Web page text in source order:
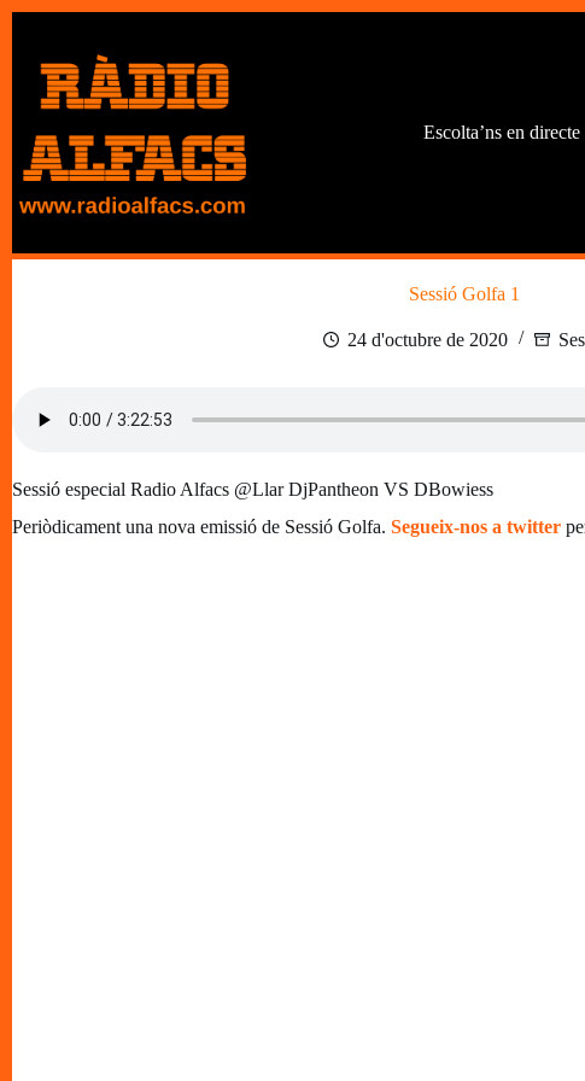
contingut
Escolta’ns en directe
Sessió Golfa 1
24 d'octubre de 2020
Sessió especial Radio Alfacs @Llar DjPantheon VS DBowiess
Periòdicament una nova emissió de Sessió Golfa. Segueix-nos a twitter